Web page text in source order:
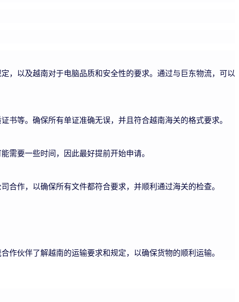
，以及越南对于电脑品质和安全性的要求。通过与巨东物流，可以
等。确保所有单证准确无误，并且符合越南海关的格式要求。
需要一些时间，因此最好提前开始申请。
合作，以确保所有文件都符合要求，并顺利通过海关的检查。
作伙伴了解越南的运输要求和规定，以确保货物的顺利运输。